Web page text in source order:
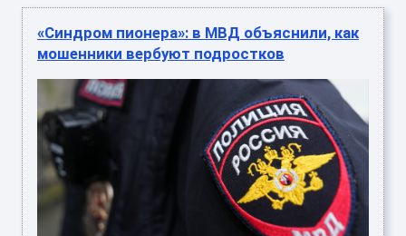
«Синдром пионера»: в МВД объяснили, как
мошенники вербуют подростков